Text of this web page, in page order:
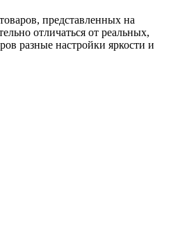
представленных на
отличаться от реальных,
разные настройки яркости и